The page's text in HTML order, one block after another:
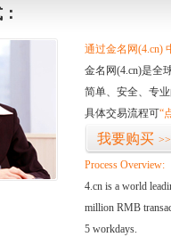
通过金名网(4.cn)
金名网(4.cn)是全
简单、安全、专
具体交易流程可“
我要购买 >>
Process Overview:
4.cn is a world
million RMB
5 workdays.